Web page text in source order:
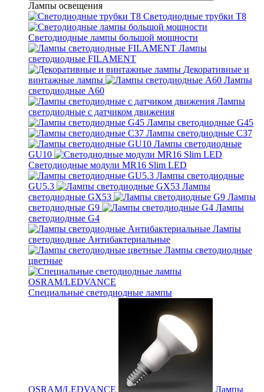
Лампы освещения
Светодиодные трубки Т8
Светодиодные лампы большой мощности
Лампы
светодиодные FILAMENT
Декоративные и
винтажные лампы
Лампы
светодиодные A60
Лампы
светодиодные с датчиком движения
Лампы светодиодные G45
Лампы светодиодные C37
Лампы светодиодные
GU10
Светодиодные модули MR16 Slim LED
Лампы светодиодные
GU5.3
Лампы
светодиодные GX53
Лампы
светодиодные G9
Лампы
светодиодные G4
Лампы
светодиодные Антибактериальные
Лампы светодиодные
цветные
Специальные светодиодные лампы
OSRAM/LEDVANCE
Лампы